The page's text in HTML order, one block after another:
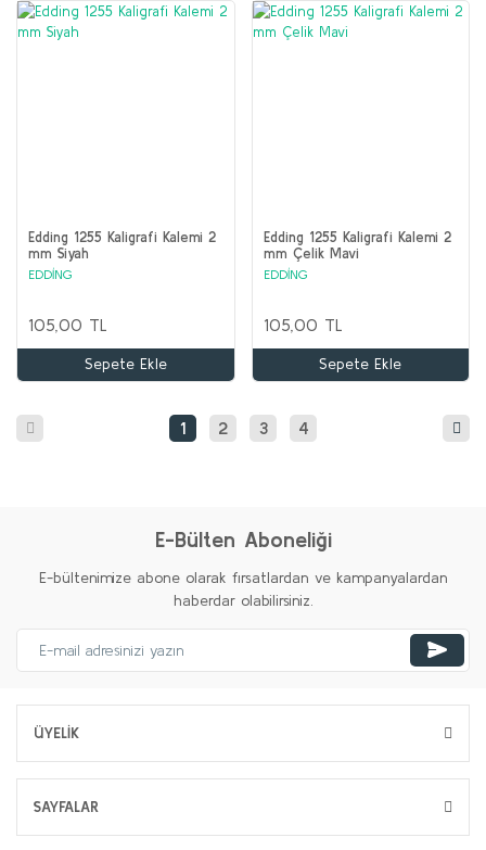
Edding 1255 Kaligrafi Kalemi 2
mm Siyah
EDDİNG
105,00 TL
Sepete Ekle
Edding 1255 Kaligrafi Kalemi 2
mm Çelik Mavi
EDDİNG
105,00 TL
Sepete Ekle
1 2 3 4
E-Bülten Aboneliği
E-bültenimize abone olarak fırsatlardan ve kampanyalardan
haberdar olabilirsiniz.
ÜYELİK
SAYFALAR